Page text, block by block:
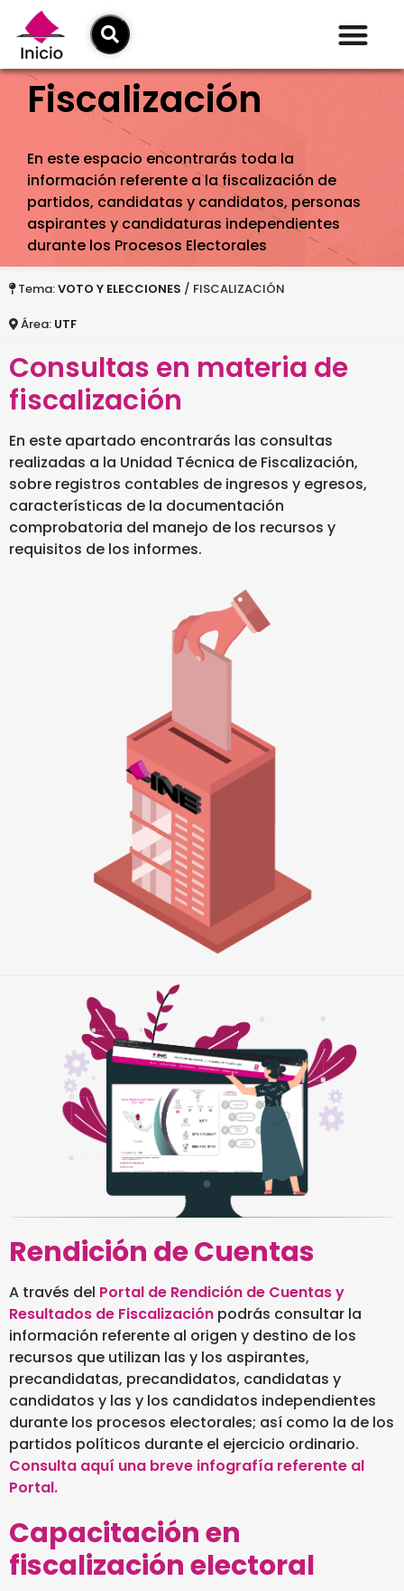
Fiscalización
En este espacio encontrarás toda la
información referente a la fiscalización de
partidos, candidatas y candidatos, personas
aspirantes y candidaturas independientes
durante los Procesos Electorales
Tema:VOTO Y ELECCIONES / FISCALIZACIÓN
Área: UTF
Consultas en materia de
fiscalización
En este apartado encontrarás las consultas
realizadas a la Unidad Técnica de Fiscalización,
sobre registros contables de ingresos y egresos,
características de la documentación
comprobatoria del manejo de los recursos y
requisitos de los informes.
Rendición de Cuentas
A través del Portal de Rendición de Cuentas y
Resultados de Fiscalización podrás consultar la
información referente al origen y destino de los
recursos que utilizan las y los aspirantes,
precandidatas, precandidatos, candidatas y
candidatos y las y los candidatos independientes
durante los procesos electorales; así como la de los
partidos políticos durante el ejercicio ordinario.
Consulta aquí una breve infografía referente al
Portal.
Capacitación en
fiscalización electoral